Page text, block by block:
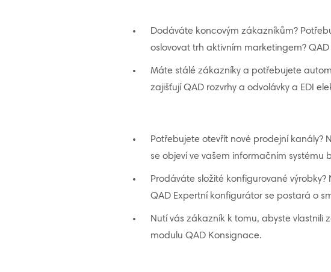
Dodáváte koncovým zákazníkům?
oslovovat trh aktivním marketingem?
Máte stálé zákazníky a potřebujete
zajišťují QAD rozvrhy a odvolávky a EDI
Potřebujete otevřít nové prodejní kanály?
se objeví ve vašem informačním systému
Prodáváte složité konfigurované
QAD Expertní konfigurátor se postará o
Nutí vás zákazník k tomu, abyste
modulu QAD Konsignace.